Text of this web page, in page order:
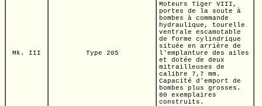
Mk. III Type 205
Moteurs Tiger VIII,
portes de la soute à
bombes à commande
hydraulique, tourelle
ventrale escamotable
de forme cylindrique
située en arrière de
l'emplanture des ailes
et dotée de deux
mitrailleuses de
calibre 7,7 mm.
Capacité d'emport de
bombes plus grosses.
80 exemplaires
construits.